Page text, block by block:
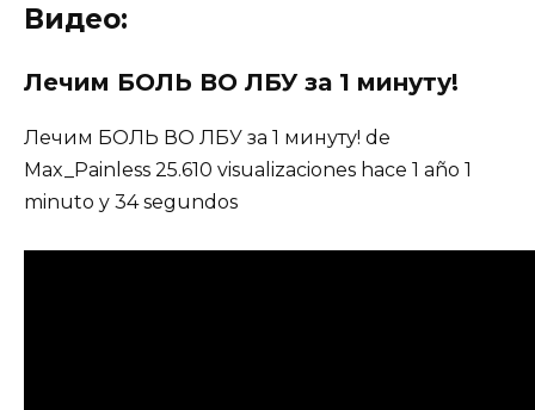
Видео:
Лечим БОЛЬ ВО ЛБУ за 1 минуту!
Лечим БОЛЬ ВО ЛБУ за 1 минуту! de
Max_Painless 25.610 visualizaciones hace 1 año 1
minuto y 34 segundos